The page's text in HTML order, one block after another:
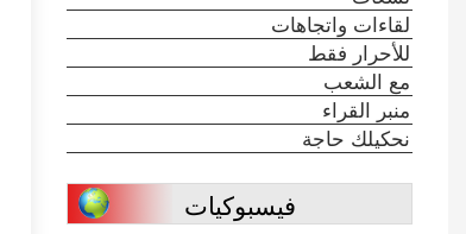
لقاءات واتجاهات
للأحرار فقط
مع الشعب
منبر القراء
نحكيلك حاجة
فيسبوكيات